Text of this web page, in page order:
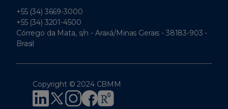
+55 (34) 3669-3000
+55 (34) 3201-4500
Córrego da Mata, s/n - Araxá/Minas Gerais - 38183-903 -
Brasil
Copyright © 2024 CBMM